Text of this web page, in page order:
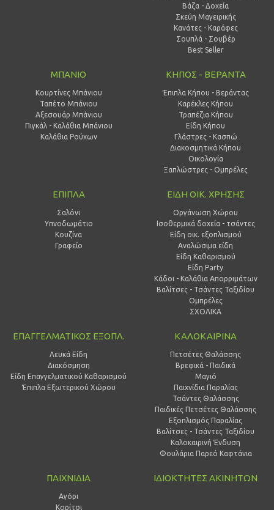
Βάζα - Δοχεία
Σκεύη Μαγειρικής
Κανάτες - Καράφες
Σουπλά - Σουβέρ
Best Seller
ΜΠΑΝΙΟ
Κουρτίνες Μπάνιου
Ταπέτο Μπάνιου
Αξεσουάρ Μπάνιου
Πιγκάλ - Καλάθια Μπάνιου
Καλάθια Ρούχων
ΚΗΠΟΣ - ΒΕΡΑΝΤΑ
Έπιπλα Κήπου - Βεράντας
Καρέκλες Κήπου
Τραπέζια Κήπου
Είδη Κήπου
Γλάστρες - Κασπώ
Διακοσμητικά Κήπου
Οικολογία
Ξαπλώστρες - Ομπρέλες
ΕΠΙΠΛΑ
Σαλόνι
Υπνοδωμάτιο
Κουζίνα
Γραφείο
ΕΙΔΗ ΟΙΚ. ΧΡΗΣΗΣ
Οργάνωση Χώρου
Ισοθερμικά δοχεία - τσάντες
Είδη οικ. εξοπλισμού
Αναλώσιμα είδη
Είδη Καθαρισμού
Είδη Party
Κάδοι - Καλάθια Απορριμάτων
Βαλίτσες - Τσάντες Ταξιδίου
Ομπρέλες
ΣΧΟΛΙΚΑ
ΕΠΑΓΓΕΛΜΑΤΙΚΟΣ ΕΞΟΠΛ.
Λευκά Είδη
Διακόσμηση
Είδη Επαγγελματικού Καθαρισμού
Έπιπλα Εξωτερικού Χώρου
ΚΑΛΟΚΑΙΡΙΝΑ
Πετσέτες Θαλάσσης
Βρεφικά - Παιδικά
Μαγιό
Παιχνίδια Παραλίας
Τσάντες Θαλάσσης
Παιδικές Πετσέτες Θαλάσσης
Εξοπλισμός Παραλίας
Βαλίτσες - Τσάντες Ταξιδίου
Καλοκαιρινή Ένδυση
Φουλάρια Παρεό Καφτάνια
ΠΑΙΧΝΙΔΙΑ
Αγόρι
Κορίτσι
ΙΔΙΟΚΤΗΤΕΣ ΑΚΙΝΗΤΩΝ